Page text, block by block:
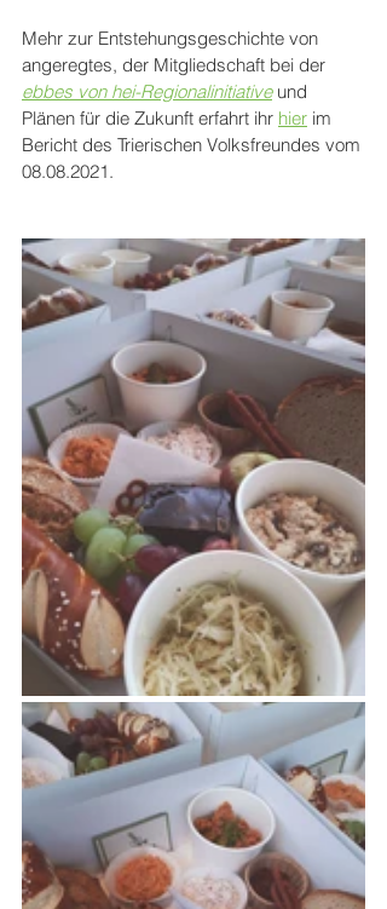
Mehr zur Entstehungsgeschichte von
angeregtes, der Mitgliedschaft bei der
ebbes von hei-Regionalinitiative und
Plänen für die Zukunft erfahrt ihr hier im
Bericht des Trierischen Volksfreundes vom
08.08.2021.